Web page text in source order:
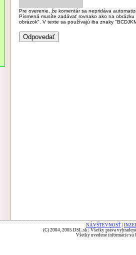
Pre overenie, že komentár sa nepridáva
Písmená musíte zadávať rovnako ako na
obrázok". V texte sa používajú iba znaky
NÁVŠTEVNOSŤ
(C) 2004, 2005 DSL.sk | Všetky práva
Všetky uvedené informácie sú